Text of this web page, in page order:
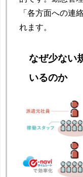
「各方面への連
れます。
なぜ少ない
いるのか